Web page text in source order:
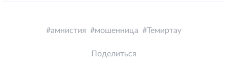
амнистия мошенница Темиртау
Поделиться